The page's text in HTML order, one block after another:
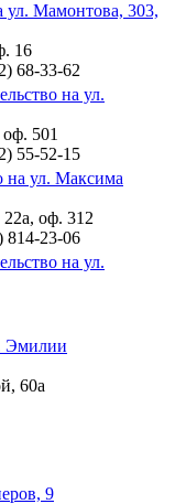
ул. Мамонтова, 303,
16
68-33-62
на ул.
оф. 501
55-52-15
на ул. Максима
22а, оф. 312
814-23-06
на ул.
Эмилии
60а
9